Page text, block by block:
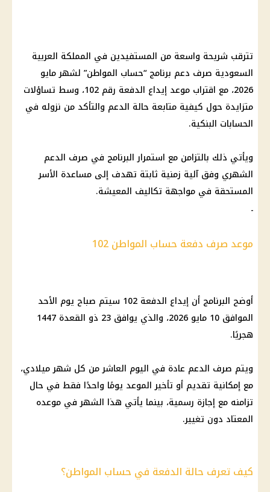
تترقب شريحة واسعة من المستفيدين في المملكة العربية
السعودية صرف دعم برنامج “حساب المواطن” لشهر مايو
2026، مع اقتراب موعد إيداع الدفعة رقم 102، وسط تساؤلات
متزايدة حول كيفية متابعة حالة الدعم والتأكد من نزوله في
الحسابات البنكية.
ويأتي ذلك بالتزامن مع استمرار البرنامج في صرف الدعم
الشهري وفق آلية زمنية ثابتة تهدف إلى مساعدة الأسر
المستحقة في مواجهة تكاليف المعيشة.
ـ
موعد صرف دفعة حساب المواطن 102
أوضح البرنامج أن إيداع الدفعة 102 سيتم صباح يوم الأحد
الموافق 10 مايو 2026، والذي يوافق 23 ذو القعدة 1447
هجريًا.
ويتم صرف الدعم عادة في اليوم العاشر من كل شهر ميلادي،
مع إمكانية تقديم أو تأخير الموعد يومًا واحدًا فقط في حال
تزامنه مع إجازة رسمية، بينما يأتي هذا الشهر في موعده
المعتاد دون تغيير.
كيف تعرف حالة الدفعة في حساب المواطن؟